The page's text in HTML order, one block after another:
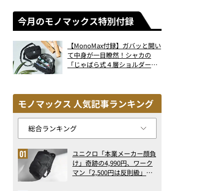
今月のモノマックス特別付録
【MonoMax付録】ガバッと開い
て中身が一目瞭然！シャカの
「じゃばら式４層ショルダーバ
モノマックス 人気記事ランキング
ユニクロ「本業メーカー顔負
け」奇跡の4,990円、ワーク
マン「2,500円は反則級」凄